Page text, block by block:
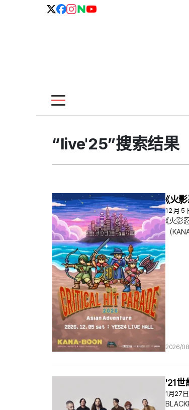
“live'25”搜索结果
《火
12 月 5
《火影
（
2026/
'21世
1月27